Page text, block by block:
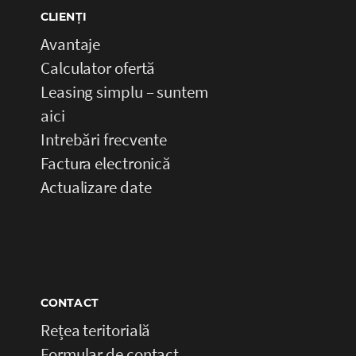
CLIENȚI
Avantaje
Calculator ofertă
Leasing simplu – suntem
aici
Intrebări frecvente
Factura electronică
Actualizare date
CONTACT
Rețea teritorială